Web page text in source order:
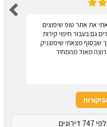
את אתר טופ שיפוצים
גם בעבור חיפוי קירות
שבסוף מצאתי שיפוצניק
מאוד מהמחיר